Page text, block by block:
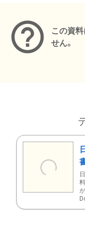
この資
せん。